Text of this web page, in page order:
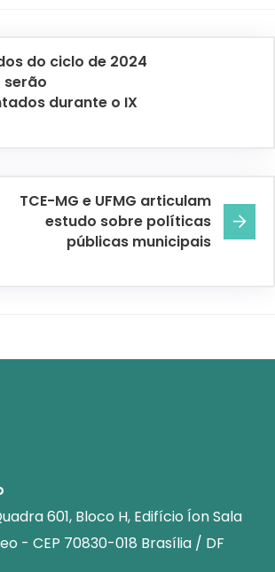
do ciclo de 2024
serão
durante o IX
TCE-MG e UFMG articulam
estudo sobre políticas
públicas municipais
601, Bloco H, Edifício Íon Sala
- CEP 70830-018 Brasília / DF